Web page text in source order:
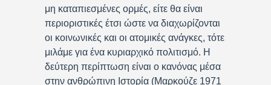
μη καταπιεσμένες ορμές, είτε θα είναι
περιοριστικές έτσι ώστε να διαχωρίζονται
οι κοινωνικές και οι ατομικές ανάγκες, τότε
μιλάμε για ένα κυριαρχικό πολιτισμό. Η
δεύτερη περίπτωση είναι ο κανόνας μέσα
στην ανθρώπινη Ιστορία (Μαρκούζε 1971